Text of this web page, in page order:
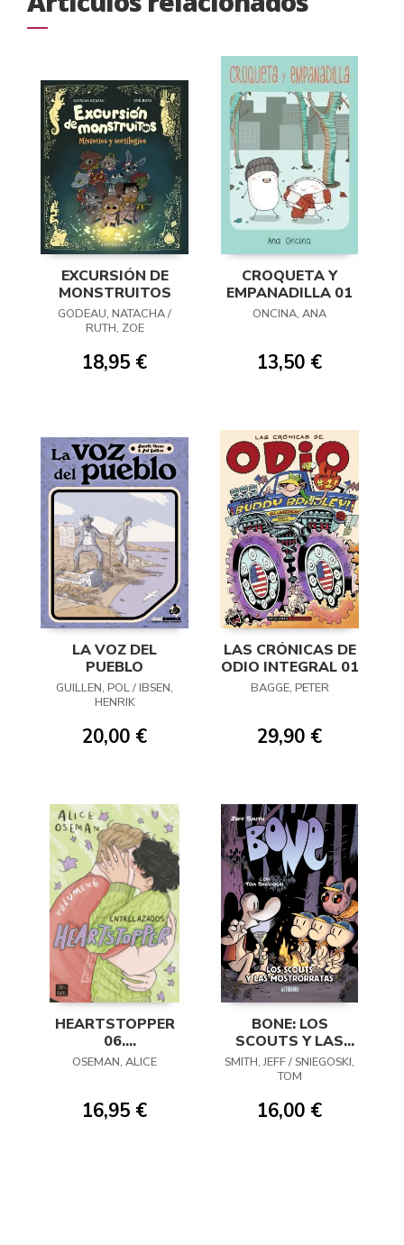
EXCURSIÓN DE
MONSTRUITOS
GODEAU, NATACHA /
RUTH, ZOE
18,95 €
CROQUETA Y
EMPANADILLA 01
ONCINA, ANA
13,50 €
LA VOZ DEL
PUEBLO
GUILLEN, POL / IBSEN,
HENRIK
20,00 €
LAS CRÓNICAS DE
ODIO INTEGRAL 01
BAGGE, PETER
29,90 €
HEARTSTOPPER
06.
ENTRELAZADOS
OSEMAN, ALICE
16,95 €
BONE: LOS
SCOUTS Y LAS
MOSTRORRATAS
SMITH, JEFF / SNIEGOSKI,
TOM
16,00 €